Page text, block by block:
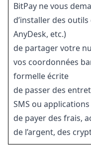
BitPay ne vous
d’installer des outils
AnyDesk, etc.)
de partager votre
vos coordonnées
formelle écrite
de passer des
SMS ou
de payer des frais,
de l’argent, des